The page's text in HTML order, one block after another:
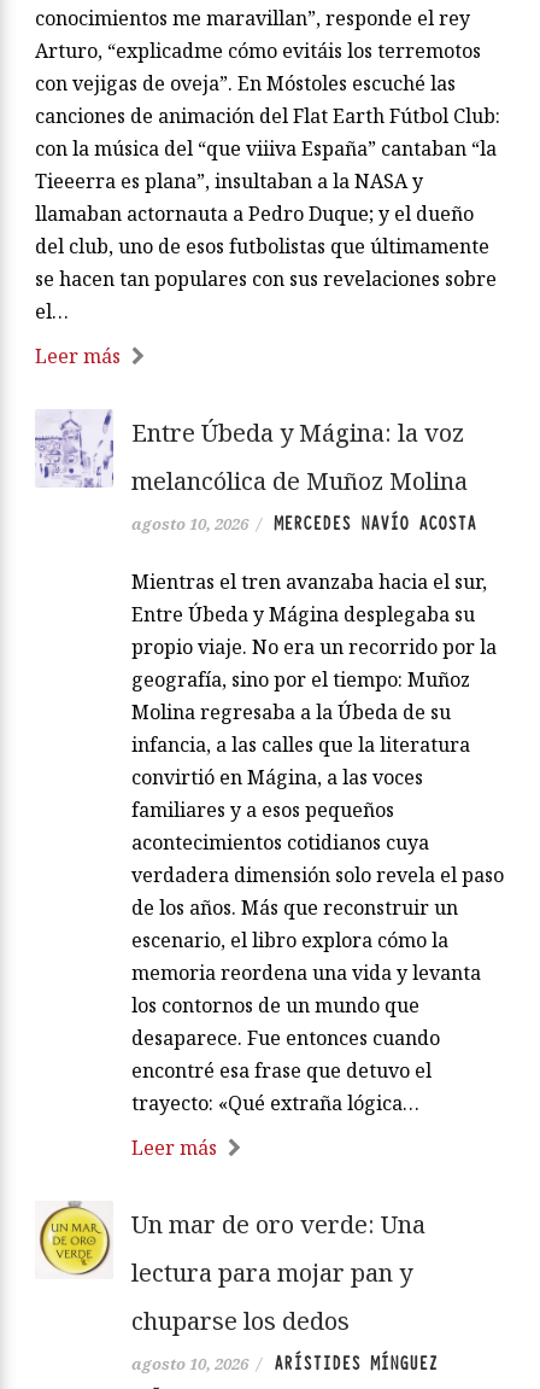
conocimientos me maravillan”, responde el rey
Arturo, “explicadme cómo evitáis los terremotos
con vejigas de oveja”. En Móstoles escuché las
canciones de animación del Flat Earth Fútbol Club:
con la música del “que viiiva España” cantaban “la
Tieeerra es plana”, insultaban a la NASA y
llamaban actornauta a Pedro Duque; y el dueño
del club, uno de esos futbolistas que últimamente
se hacen tan populares con sus revelaciones sobre
el…
Leer más
Entre Úbeda y Mágina: la voz
melancólica de Muñoz Molina
agosto 10, 2026 / MERCEDES NAVÍO ACOSTA
Mientras el tren avanzaba hacia el sur,
Entre Úbeda y Mágina desplegaba su
propio viaje. No era un recorrido por la
geografía, sino por el tiempo: Muñoz
Molina regresaba a la Úbeda de su
infancia, a las calles que la literatura
convirtió en Mágina, a las voces
familiares y a esos pequeños
acontecimientos cotidianos cuya
verdadera dimensión solo revela el paso
de los años. Más que reconstruir un
escenario, el libro explora cómo la
memoria reordena una vida y levanta
los contornos de un mundo que
desaparece. Fue entonces cuando
encontré esa frase que detuvo el
trayecto: «Qué extraña lógica…
Leer más
Un mar de oro verde: Una
lectura para mojar pan y
chuparse los dedos
agosto 10, 2026 /
ARÍSTIDES MÍNGUEZ